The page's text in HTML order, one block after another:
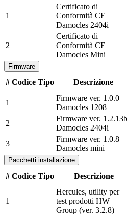
1
Certificato di
Conformità CE
Damocles 2404i
2
Certificato di
Conformità CE
Damocles Mini
Firmware
# Codice Tipo Descrizione
1
Firmware ver. 1.0.0
Damocles 1208
2
Firmware ver. 1.2.13b
Damocles 2404i
3
Firmware ver. 1.0.8
Damocles mini
Pacchetti installazione
# Codice Tipo Descrizione
1
Hercules, utility per
test prodotti HW
Group (ver. 3.2.8)